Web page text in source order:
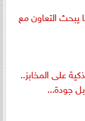
يبحث التعاون مع
على المخابز..
جودة...